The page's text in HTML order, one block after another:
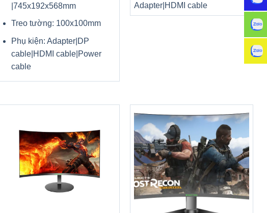
|745x192x568mm
Treo tường: 100x100mm
Phụ kiện: Adapter|DP
cable|HDMI cable|Power
cable
Adapter|HDMI cable